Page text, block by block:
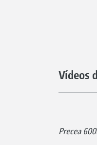
Vídeos
Precea